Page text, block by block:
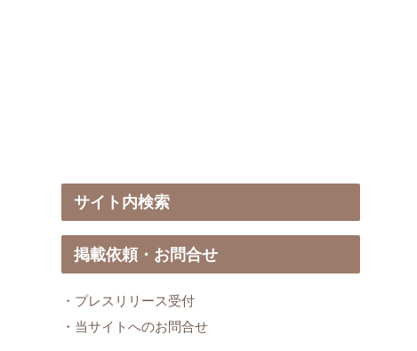
サイト内検索
掲載依頼・お問合せ
・プレスリリース受付
・当サイトへのお問合せ